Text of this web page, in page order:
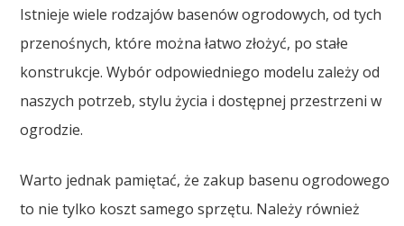
Istnieje wiele rodzajów basenów ogrodowych, od tych
przenośnych, które można łatwo złożyć, po stałe
konstrukcje. Wybór odpowiedniego modelu zależy od
naszych potrzeb, stylu życia i dostępnej przestrzeni w
ogrodzie.
Warto jednak pamiętać, że zakup basenu ogrodowego
to nie tylko koszt samego sprzętu. Należy również